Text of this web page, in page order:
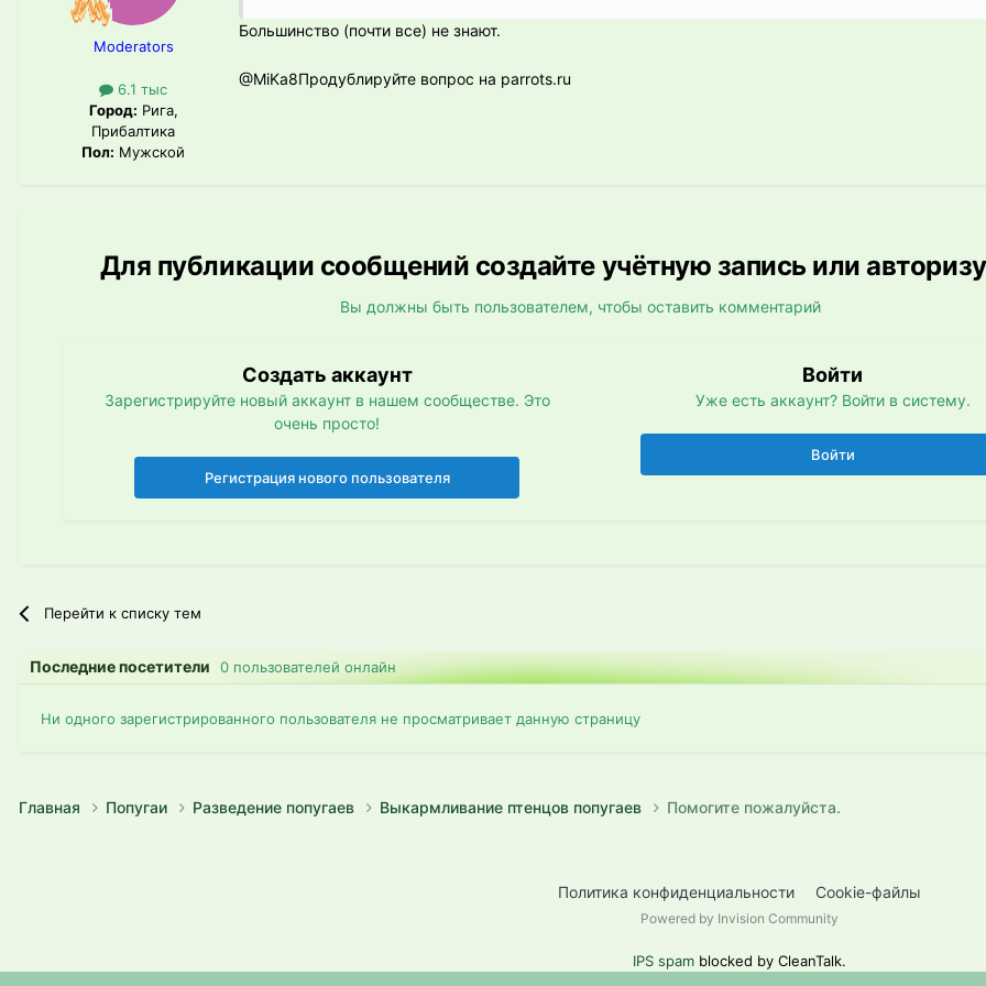
Moderators
6.1 тыс
Город: Рига,
Прибалтика
Пол: Мужской
Большинство (почти все) не знают.
@MiKa8Продублируйте вопрос на parrots.ru
Для публикации сообщений создайте учётную запись или
Вы должны быть пользователем, чтобы оставить комментарий
Создать аккаунт
Зарегистрируйте новый аккаунт в нашем сообществе. Это
очень просто!
Регистрация нового пользователя
Войти
Уже есть аккаунт? Войти в систему.
Войти
Перейти к списку тем
Последние посетители 0 пользователей онлайн
Ни одного зарегистрированного пользователя не просматривает данную страницу
Главная Попугаи Разведение попугаев Выкармливание птенцов попугаев Помогите пожалуйста.
Политика конфиденциальности Cookie-файлы
Powered by Invision Community
IPS spam blocked by CleanTalk.